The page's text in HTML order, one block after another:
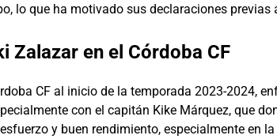
lo que ha motivado sus declaraciones previas
Zalazar en el Córdoba CF
CF al inicio de la temporada 2023-2024,
con el capitán Kike Márquez, que
y buen rendimiento, especialmente en